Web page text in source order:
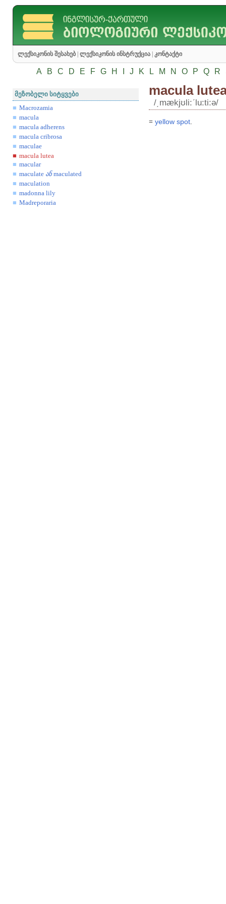
ლექსიკონის შესახებ ლექსიკონის ინსტრუქცია კონტაქტი
A B C D E F G H J K L M N O P Q R
მეზობელი სიტყვები
Macrozamia
macula
macula adherens
macula cribrosa
maculae
macula lutea
macular
maculate ან maculated
maculation
madonna lily
Madreporaria
macula
/͵mækjʊli:ʹlu:ti:ə/
= yellow spot